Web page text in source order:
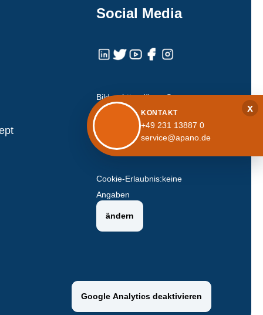
KONTAKT
+49 231 13887 0
service@apano.de
x
Social Media
Bilder:https://icons8.com
Marktdaten: Hanseatische
Investment-GmbH.
Cookie-Erlaubnis: keine
Angaben
ändern
Google Analytics deaktivieren